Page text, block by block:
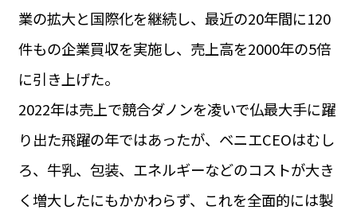
業の拡大と国際化を継続し、最近の20年間に120
件もの企業買収を実施し、売上高を2000年の5倍
に引き上げた。
2022年は売上で競合ダノンを凌いで仏最大手に躍
り出た飛躍の年ではあったが、ベニエCEOはむし
ろ、牛乳、包装、エネルギーなどのコストが大き
く増大したにもかかわらず、これを全面的には製